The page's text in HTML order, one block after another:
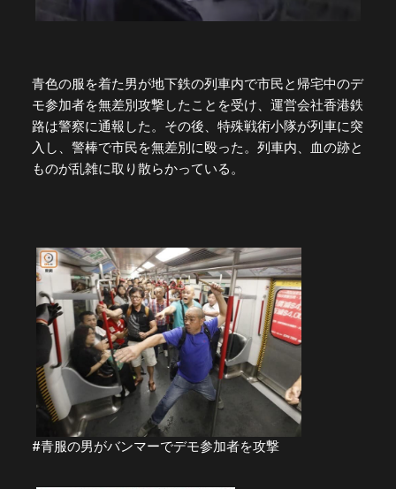
青色の服を着た男が地下鉄の列車内で市民と帰宅中のデ
モ参加者を無差別攻撃したことを受け、運営会社香港鉄
路は警察に通報した。その後、特殊戦術小隊が列車に突
入し、警棒で市民を無差別に殴った。列車内、血の跡と
ものが乱雑に取り散らかっている。
#青服の男がバンマーでデモ参加者を攻撃